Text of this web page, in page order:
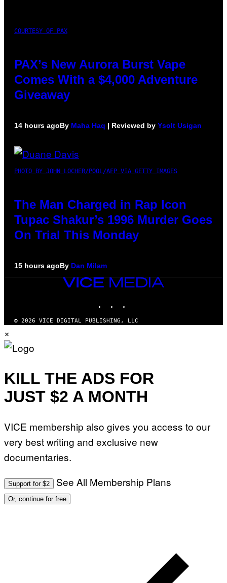
COURTESY OF PAX
PAX’s New Aurora Burst Vape
Comes With a $4,000 Adventure
Giveaway
14 hours agoBy Maha Haq | Reviewed by Ysolt Usigan
PHOTO BY JOHN LOCHER/POOL/AFP VIA GETTY IMAGES
The Man Charged in Rap Icon
Tupac Shakur’s 1996 Murder Goes
On Trial This Monday
15 hours agoBy Dan Milam
VICE
© 2026 VICE DIGITAL PUBLISHING, LLC
×
KILL THE ADS FOR
JUST $2 A MONTH
VICE membership also gives you access to our
very best writing and exclusive new
documentaries.
Support for $2 See All Membership Plans
Or, continue for free